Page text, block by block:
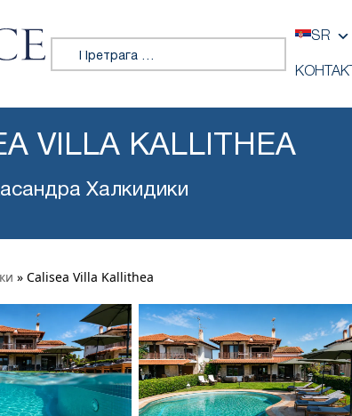
Претражи:
SR
КОНТАКТ
VILLA KALLITHEA
Халкидики
» Calisea Villa Kallithea